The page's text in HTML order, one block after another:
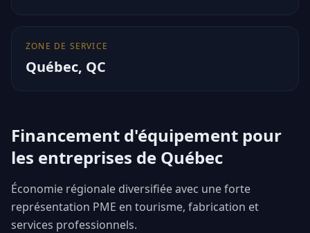
ZONE DE SERVICE
Québec, QC
Financement d'équipement pour
les entreprises de Québec
Économie régionale diversifiée avec une forte
représentation PME en tourisme, fabrication et
services professionnels.